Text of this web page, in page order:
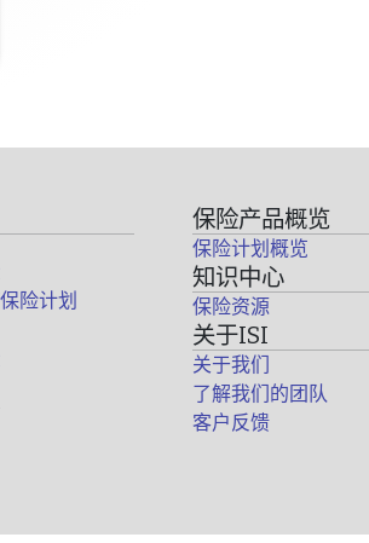
险计划
保险产品概览
保险计划概览
知识中心
保险资源
关于ISI
关于我们
了解我们的团队
客户反馈